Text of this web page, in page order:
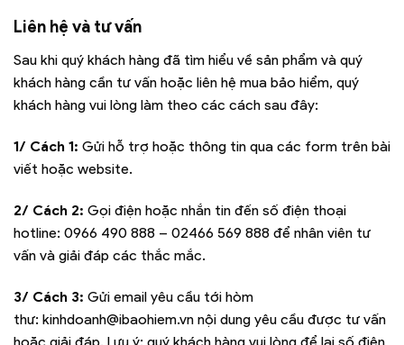
Liên hệ và tư vấn
Sau khi quý khách hàng đã tìm hiểu về sản phẩm và quý
khách hàng cần tư vấn hoặc liên hệ mua bảo hiểm, quý
khách hàng vui lòng làm theo các cách sau đây:
1/ Cách 1: Gửi hỗ trợ hoặc thông tin qua các form trên bài
viết hoặc website.
2/ Cách 2: Gọi điện hoặc nhắn tin đến số điện thoại
hotline: 0966 490 888 – 02466 569 888 để nhân viên tư
vấn và giải đáp các thắc mắc.
3/ Cách 3: Gửi email yêu cầu tới hòm
thư: kinhdoanh@ibaohiem.vn nội dung yêu cầu được tư vấn